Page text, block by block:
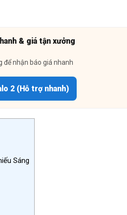
& giá tận xưởng
để nhận báo giá nhanh
2 (Hỗ trợ nhanh)
Sáng